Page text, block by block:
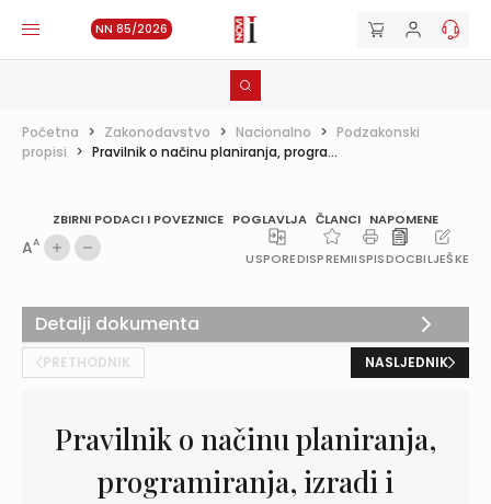
NN 85/2026
Početna > Zakonodavstvo > Nacionalno > Podzakonski
propisi > Pravilnik o načinu planiranja, progra...
ZBIRNI PODACI I POVEZNICE POGLAVLJA ČLANCI NAPOMENE
AA
USPOREDISPREMIISPISDOCBILJEŠKE
PRETHODNIK NASLJEDNIK
Pravilnik o načinu planiranja,
programiranja, izradi i
Detalji dokumenta